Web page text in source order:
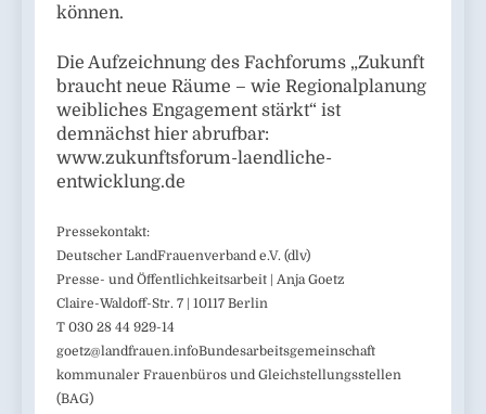
können.
Die Aufzeichnung des Fachforums „Zukunft
braucht neue Räume – wie Regionalplanung
weibliches Engagement stärkt“ ist
demnächst hier abrufbar:
www.zukunftsforum-laendliche-
entwicklung.de
Pressekontakt:
Deutscher LandFrauenverband e.V. (dlv)
Presse- und Öffentlichkeitsarbeit | Anja Goetz
Claire-Waldoff-Str. 7 | 10117 Berlin
T 030 28 44 929-14
goetz@landfrauen.infoBundesarbeitsgemeinschaft
kommunaler Frauenbüros und Gleichstellungsstellen
(BAG)